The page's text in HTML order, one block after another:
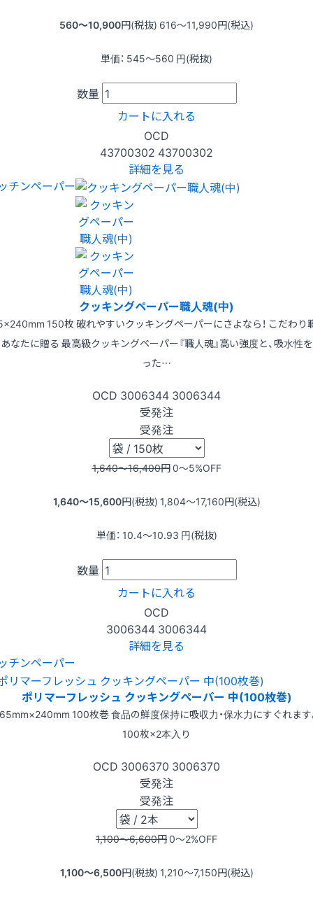
560〜10,900円(税抜) 616〜11,990円(税込)
単価： 545〜560 円(税抜)
数量
カートに入れる
OCD
43700302 43700302
詳細を見る
チンペーパー
クッキングペーパー職人魂(中)
150枚 破れやすいクッキングペーパーにさよなら！ こだわり
なたに贈る 最高級クッキングペーパー『職人魂』高い強度と、吸水性
った…
OCD 3006344 3006344
受発注
受発注
1,640〜16,400円0〜5%OFF
1,640〜15,600円(税抜) 1,804〜17,160円(税込)
単価： 10.4〜10.93 円(税抜)
数量
カートに入れる
OCD
3006344 3006344
詳細を見る
チンペーパー
ポリマーフレッシュ クッキングペーパー 中(100枚巻)
100枚巻 食品の鮮度保持に吸収力・保水力にすぐれます
100枚×2本入り
OCD 3006370 3006370
受発注
受発注
1,100〜6,600円0〜2%OFF
1,100〜6,500円(税抜) 1,210〜7,150円(税込)